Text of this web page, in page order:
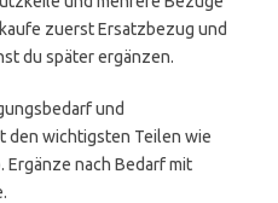
zuerst Ersatzbezug und
du später ergänzen.
und
den wichtigsten Teilen wie
nach Bedarf mit